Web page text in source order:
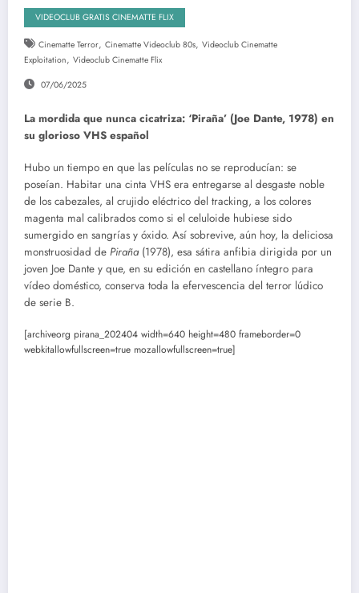
VIDEOCLUB GRATIS CINEMATTE FLIX
Cinematte Terror, Cinematte Videoclub 80s, Videoclub Cinematte
Exploitation, Videoclub Cinematte Flix
07/06/2025
La mordida que nunca cicatriza: ‘Piraña’ (Joe Dante, 1978) en
su glorioso VHS español
Hubo un tiempo en que las películas no se reproducían: se
poseían. Habitar una cinta VHS era entregarse al desgaste noble
de los cabezales, al crujido eléctrico del tracking, a los colores
magenta mal calibrados como si el celuloide hubiese sido
sumergido en sangrías y óxido. Así sobrevive, aún hoy, la deliciosa
monstruosidad de Piraña(1978), esa sátira anfibia dirigida por un
joven Joe Dante y que, en su edición en castellano íntegro para
vídeo doméstico, conserva toda la efervescencia del terror lúdico
de serie B.
[archiveorg pirana_202404 width=640 height=480 frameborder=0
webkitallowfullscreen=true mozallowfullscreen=true]